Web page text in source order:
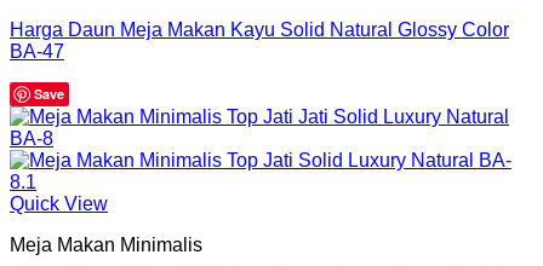
Harga Daun Meja Makan Kayu Solid Natural Glossy Color
BA-47
Save
Quick View
Meja Makan Minimalis